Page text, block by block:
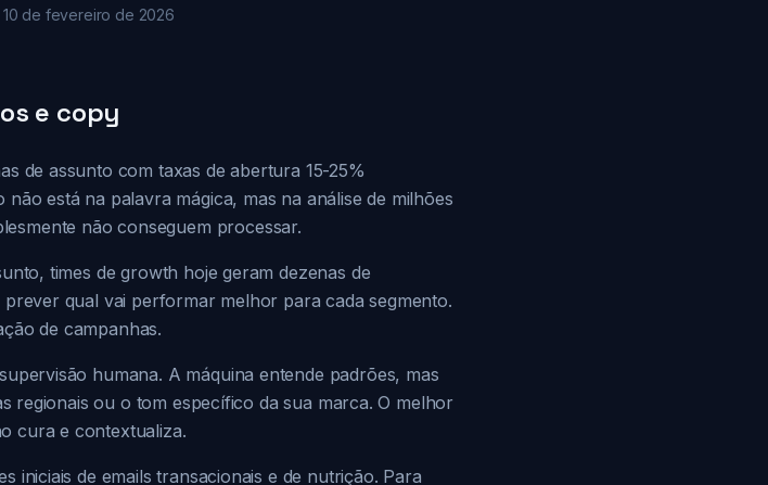
10 de fevereiro de 2026
e copy
de assunto com taxas de abertura 15-25%
está na palavra mágica, mas na análise de milhões
não conseguem processar.
times de growth hoje geram dezenas de
qual vai performar melhor para cada segmento.
de campanhas.
humana. A máquina entende padrões, mas
regionais ou o tom específico da sua marca. O melhor
cura e contextualiza.
iniciais de emails transacionais e de nutrição. Para